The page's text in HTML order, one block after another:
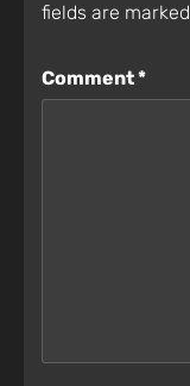
fields are marked
Comment*